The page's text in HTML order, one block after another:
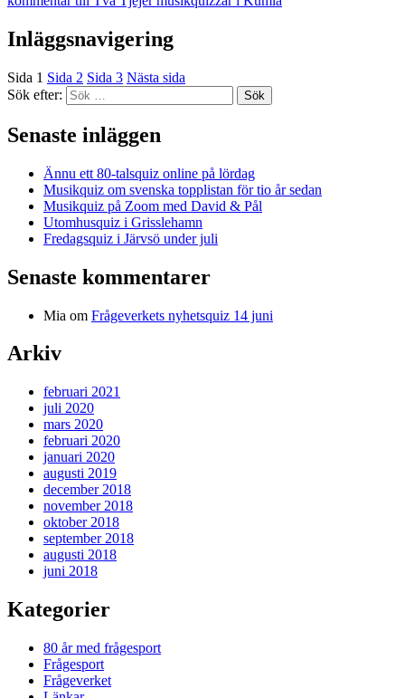
Inläggsnavigering
Sida 1 Sida 2 Sida 3 Nästa sida
Sök efter:
Sök
Senaste inläggen
Ännu ett 80-talsquiz online på lördag
Musikquiz om svenska topplistan för tio år sedan
Musikquiz på Zoom med David & Pål
Utomhusquiz i Grisslehamn
Fredagsquiz i Järvsö under juli
Senaste kommentarer
Mia om Frågeverkets nyhetsquiz 14 juni
Arkiv
februari 2021
juli 2020
mars 2020
februari 2020
januari 2020
augusti 2019
december 2018
november 2018
oktober 2018
september 2018
augusti 2018
juni 2018
Kategorier
80 år med frågesport
Frågesport
Frågeverket